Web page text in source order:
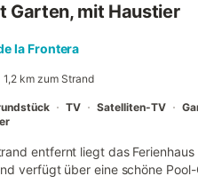
️️. Ob für Familienurlaube,
goldenen Sand, sauberes,
ver...
Garten, mit Haustier
la Frontera
1,2 km zum Strand
TV Satelliten-TV
entfernt liegt das
verfügt über eine schöne